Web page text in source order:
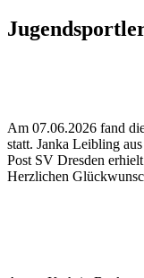
Am 07.06.2026 fand
statt. Janka Leibling
Post SV Dresden
Herzlichen